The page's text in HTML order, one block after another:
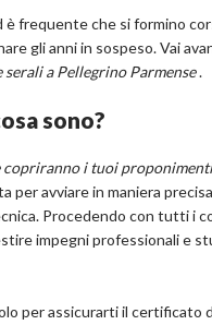
frequente che si formino
gli anni in sospeso. Vai
serali a Pellegrino Parmense.
sono?
copriranno i tuoi proponimenti
per avviare in maniera
Procedendo con tutti i
impegni professionali e
per assicurarti il certificato